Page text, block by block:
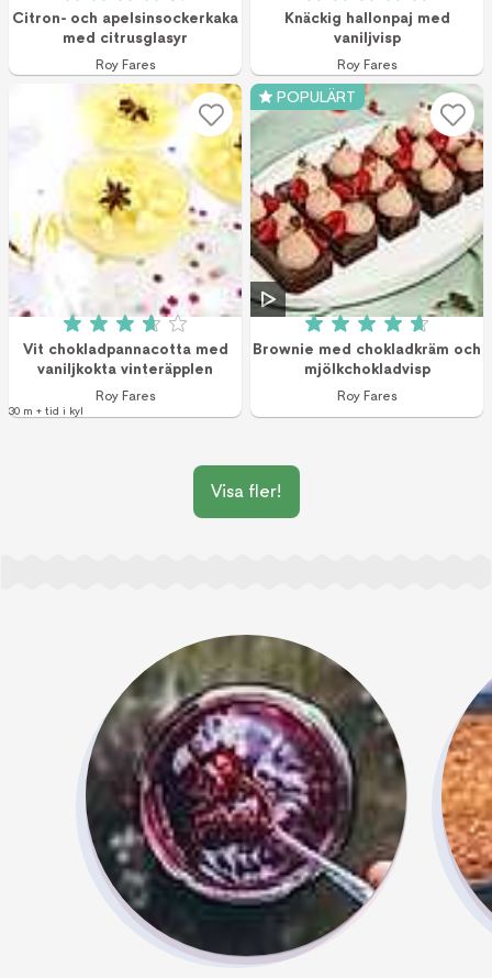
Betyg: 4.4 av 5 (20 röster)
Citron- och apelsinsockerkaka
med citrusglasyr
Roy Fares
Betyg: 5 av 5
Knäckig hallonpaj med
vaniljvisp
Roy Fares
Betyg: 3.7 av 5 (176 röster)
Vit chokladpannacotta med
vaniljkokta vinteräpplen
Roy Fares
30 m + tid i kyl
POPULÄRT
Betyg: 4.7 av 5
Brownie med chokladkräm och
mjölkchokladvisp
Roy Fares
Visa fler!